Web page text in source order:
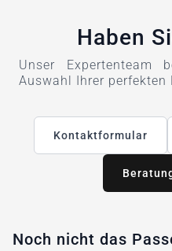
Haben
Unser Expertenteam
Auswahl Ihrer perfekten
Kontaktformular
Noch nicht das